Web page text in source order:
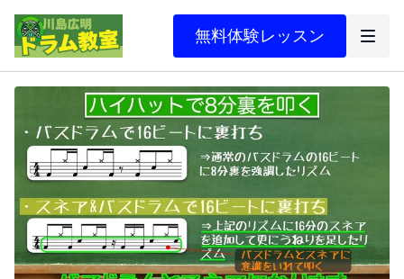
無料体験レッスン